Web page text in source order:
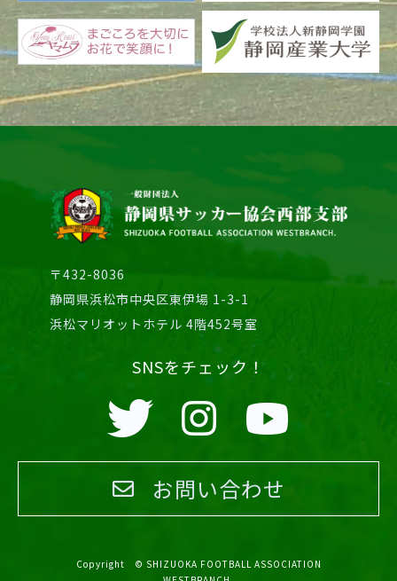
〒432-8036
静岡県浜松市中央区東伊場 1-3-1
浜松マリオットホテル 4階452号室
SNSをチェック！
お問い合わせ
Copyright © SHIZUOKA FOOTBALL ASSOCIATION